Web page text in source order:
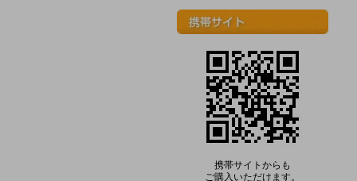
携帯サイトからも
ご購入いただけます。